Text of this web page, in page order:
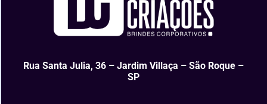
Rua Santa Julia, 36 – Jardim Villaça – São Roque –
SP